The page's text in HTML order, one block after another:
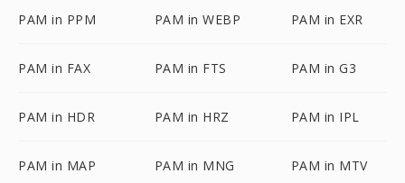
PAM in PPM PAM in WEBP PAM in EXR
PAM in FAX PAM in FTS PAM in G3
PAM in HDR PAM in HRZ PAM in IPL
PAM in MAP PAM in MNG PAM in MTV